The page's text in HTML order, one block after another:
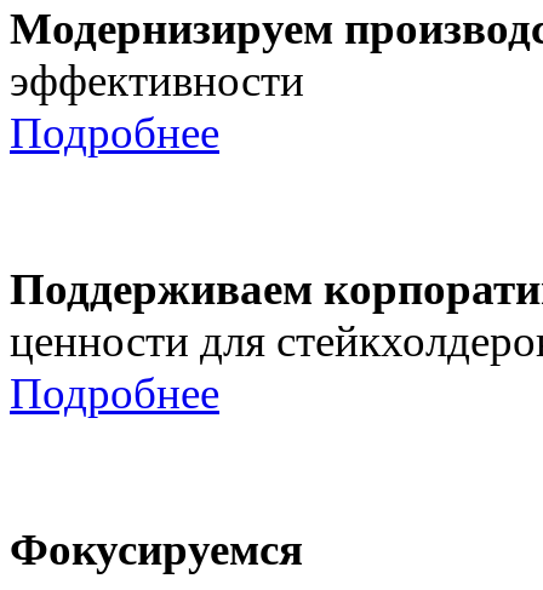
Модернизируем
эффективности
Подробнее
Поддерживаем
ценности для
Подробнее
Фокусируемся